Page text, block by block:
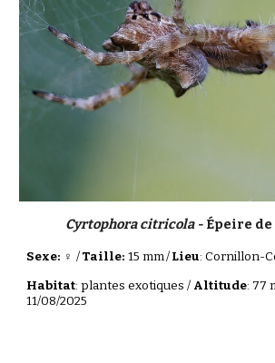
Cyrtophora citricola - Épeire
Sexe: ♀/Taille:15 mm/Lieu: Cornillon-
Habitat: plantes exotiques / Altitude: 77
11/08/2025